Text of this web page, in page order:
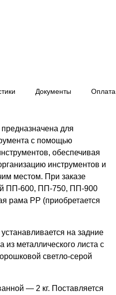
Документы Оплата
для
с помощью
обеспечивая
инструментов и
местом. При заказе
ПП-600, ПП-750, ПП-900
рама РР (приобретается
на задние
из металлического листа с
светло-серой
— 2 кг. Поставляется